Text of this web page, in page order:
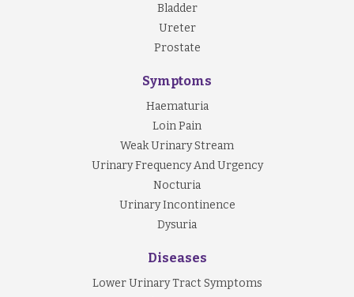
Bladder
Ureter
Prostate
Symptoms
Haematuria
Loin Pain
Weak Urinary Stream
Urinary Frequency And Urgency
Nocturia
Urinary Incontinence
Dysuria
Diseases
Lower Urinary Tract Symptoms